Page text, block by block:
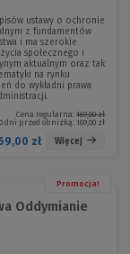
ustawy o ochronie
z fundamentów
i ma szerokie
społecznego i
aktualnym oraz tak
na rynku
do wykładni prawa
Cena regularna: 169,00 zł
dni przed obniżką:169,00 zł
zł Więcej
Promocja!
Oddymianie